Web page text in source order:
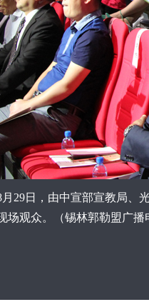
日，由中宣部宣教局、光
场观众。（锡林郭勒盟广播